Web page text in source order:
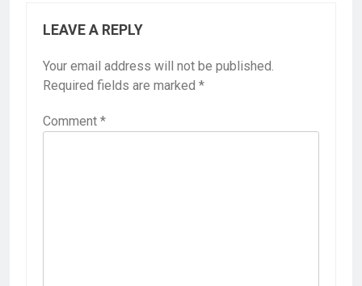
LEAVE A REPLY
Your email address will not be published.
Required fields are marked *
Comment *